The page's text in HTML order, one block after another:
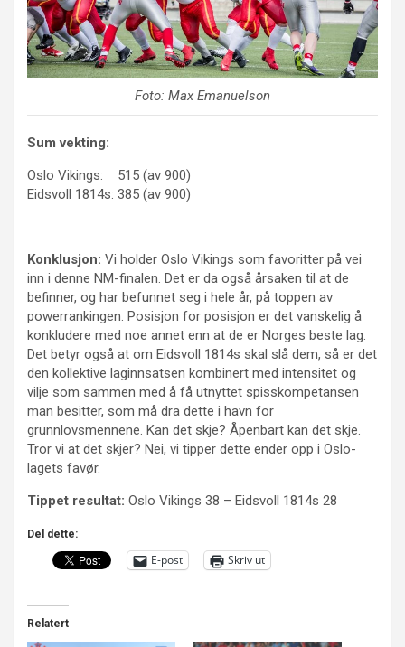
Foto: Max Emanuelson
Sum vekting:
Oslo Vikings: 515 (av 900)
Eidsvoll 1814s: 385 (av 900)
Konklusjon: Vi holder Oslo Vikings som favoritter på vei
inn i denne NM-finalen. Det er da også årsaken til at de
befinner, og har befunnet seg i hele år, på toppen av
powerrankingen. Posisjon for posisjon er det vanskelig å
konkludere med noe annet enn at de er Norges beste lag.
Det betyr også at om Eidsvoll 1814s skal slå dem, så er det
den kollektive laginnsatsen kombinert med intensitet og
vilje som sammen med å få utnyttet spisskompetansen
man besitter, som må dra dette i havn for
grunnlovsmennene. Kan det skje? Åpenbart kan det skje.
Tror vi at det skjer? Nei, vi tipper dette ender opp i Oslo-
lagets favør.
Tippet resultat: Oslo Vikings 38 – Eidsvoll 1814s 28
Del dette:
E-post Skriv ut
Relatert